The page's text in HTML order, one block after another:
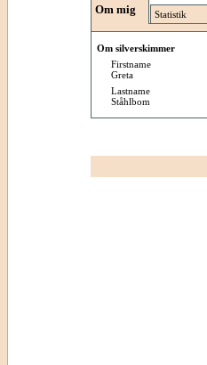
Om mig Statistik
Om silverskimmer
Firstname
Greta
Lastname
Ståhlbom